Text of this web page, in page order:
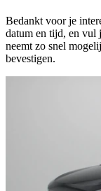
Bedankt voor je
datum en tijd, en vul
neemt zo snel
bevestigen.